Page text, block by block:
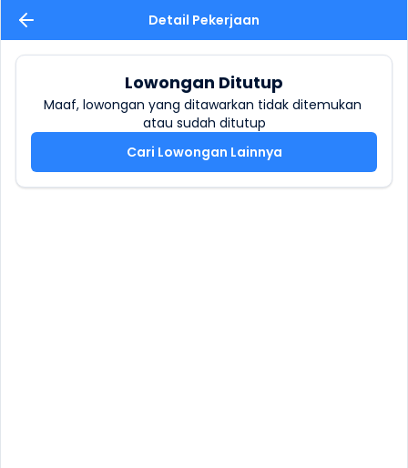
Detail Pekerjaan
Lowongan Ditutup
Maaf, lowongan yang ditawarkan tidak ditemukan
atau sudah ditutup
Cari Lowongan Lainnya